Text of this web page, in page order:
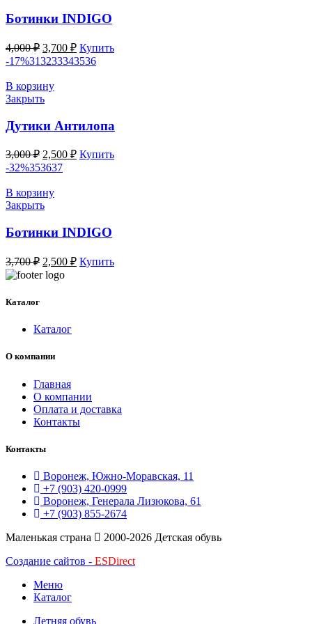
Ботинки INDIGO
4,000₽ Первоначальная
цена
составляла
4,000 ₽.
3,700 ₽Текущая
цена:
Купить
-17%313233343536
В корзину
Закрыть
Дутики Антилопа
3,000₽ Первоначальная
цена
составляла
3,000 ₽.
2,500 ₽Текущая
цена:
Купить
-32%353637
В корзину
Закрыть
Ботинки INDIGO
3,700₽ Первоначальная
цена
составляла
2,500 ₽Текущая
цена:
Купить
Каталог
Каталог
О компании
Главная
О компании
Оплата и доставка
Контакты
Контакты
Воронеж, Южно-Моравская, 11
+7 (903) 420-0999
Воронеж, Генерала Лизюкова, 61
+7 (903) 855-2674
Маленькая страна
2000-2026 Детская обувь
Создание сайтов - ESDirect
Меню
Каталог
Летняя обувь